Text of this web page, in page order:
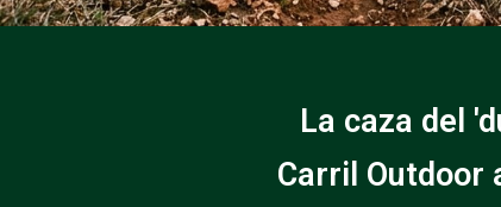
La caza del
Carril Outdoor